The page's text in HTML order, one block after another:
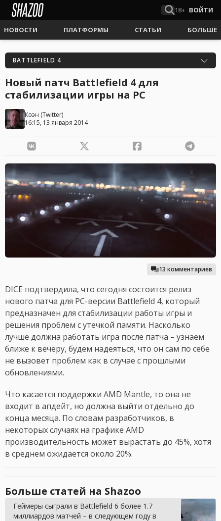
18+ ВОЙТИ
НОВОСТИ ПЛАТФОРМЫ СТАТЬИ БОЛЬШЕ
BATTLEFIELD 4
Новый патч Battlefield 4 для
стабилизации игры на PC
Коэн (Twitter)
16:15, 13 января 2014
13 комментариев
DICE подтвердила, что сегодня состоится релиз
нового патча для PC-версии Battlefield 4, который
предназначен для стабилизации работы игры и
решения проблем с утечкой памяти. Насколько
лучше должна работать игра после патча – узнаем
ближе к вечеру, будем надеяться, что он сам по себе
не вызовет проблем как в случае с прошлыми
обновлениями.
Что касается поддержки AMD Mantle, то она не
входит в апдейт, но должна выйти отдельно до
конца месяца. По словам разработчиков, в
некоторых случаях на графике AMD
производительность может вырастать до 45%, хотя
в среднем ожидается около 20%.
Больше статей на Shazoo
Геймеры сыграли в Battlefield 6 более 1.7
миллиардов матчей – в следующем году в